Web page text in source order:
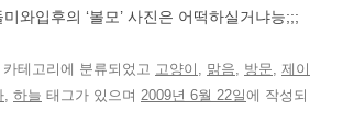
와입후의 ‘볼모’ 사진은 어떡하실거냐능;;;
카테고리에 분류되었고 고양이 , 맑음, 방문, 제이
, 하늘 태그가 있으며 2009년 6월 22일에 작성되